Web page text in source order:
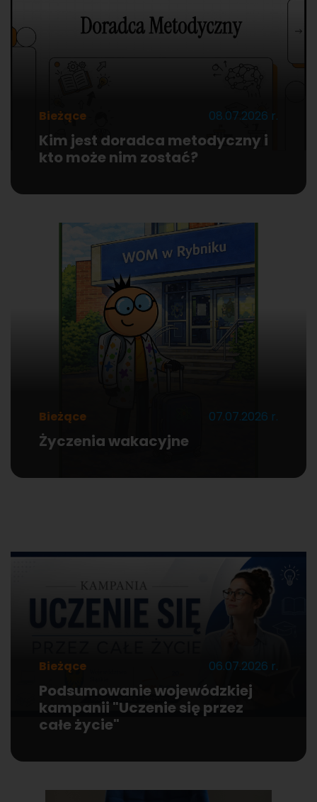
Bieżące 08.07.2026 r.
Kim jest doradca metodyczny i
kto może nim zostać?
Bieżące 07.07.2026 r.
Życzenia wakacyjne
Bieżące 06.07.2026 r.
Podsumowanie wojewódzkiej
kampanii "Uczenie się przez
całe życie"